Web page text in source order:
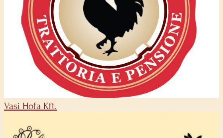
Vasi Hofa Kft.